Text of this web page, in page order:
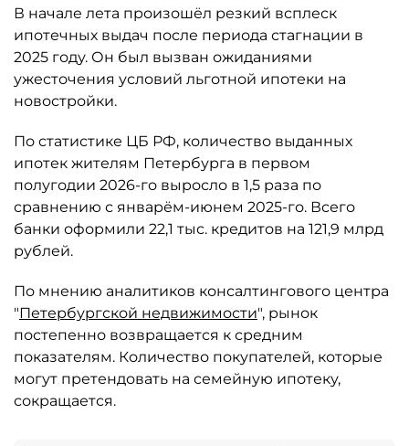
В начале лета произошёл резкий всплеск
ипотечных выдач после периода стагнации в
2025 году. Он был вызван ожиданиями
ужесточения условий льготной ипотеки на
новостройки.
По статистике ЦБ РФ, количество выданных
ипотек жителям Петербурга в первом
полугодии 2026-го выросло в 1,5 раза по
сравнению с январём-июнем 2025-го. Всего
банки оформили 22,1 тыс. кредитов на 121,9 млрд
рублей.
По мнению аналитиков консалтингового центра
"Петербургской недвижимости", рынок
постепенно возвращается к средним
показателям. Количество покупателей, которые
могут претендовать на семейную ипотеку,
сокращается.